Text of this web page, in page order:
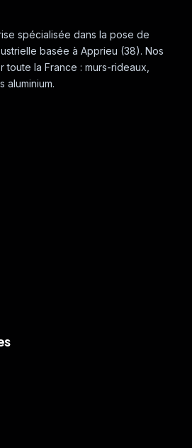
spécialisée dans la pose de
basée à Apprieu (38). Nos
la France : murs-rideaux,
aluminium.